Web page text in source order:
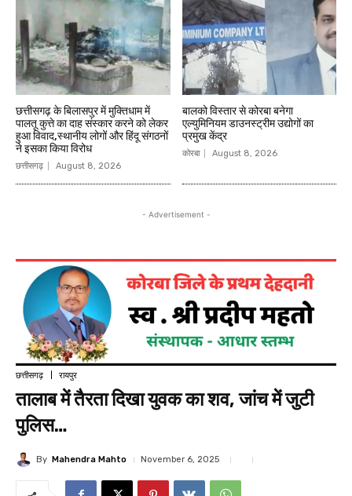
छत्तीसगढ़ के बिलासपुर में मुक्तिधाम में
पालतू कुत्ते का दाह संस्कार करने को लेकर
हुआ विवाद,स्थानीय लोगों और हिंदू संगठनों
ने इसका किया विरोध
छत्तीसगढ़ August 8, 2026
बालको विस्तार से कोरबा बनेगा
एल्युमिनियम डाउनस्ट्रीम उद्योगों का
प्रमुख केंद्र
कोरबा August 8, 2026
- Advertisement -